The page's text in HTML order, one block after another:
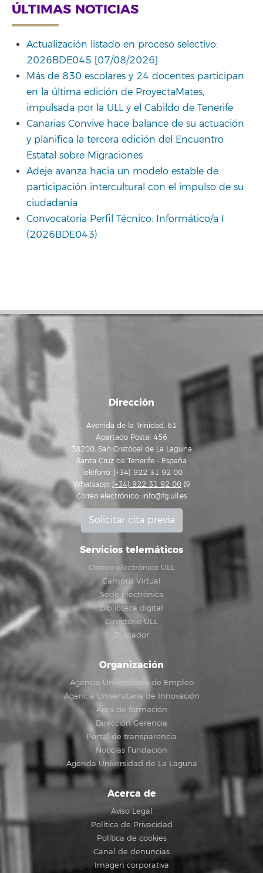
ÚLTIMAS NOTICIAS
Actualización listado en proceso selectivo:
2026BDE045 [07/08/2026]
Más de 830 escolares y 24 docentes participan
en la última edición de ProyectaMates,
impulsada por la ULL y el Cabildo de Tenerife
Canarias Convive hace balance de su actuación
y planifica la tercera edición del Encuentro
Estatal sobre Migraciones
Adeje avanza hacia un modelo estable de
participación intercultural con el impulso de su
ciudadanía
Convocatoria Perfil Técnico: Informático/a I
(2026BDE043)
Dirección
Avenida de la Trinidad, 61
Apartado Postal 456
38200, San Cristóbal de La Laguna
Santa Cruz de Tenerife - España
Teléfono: (+34) 922 31 92 00
Whatsapp: (+34) 922 31 92 00
Correo electrónico: info@fg.ull.es
Solicitar cita previa
Servicios telemáticos
Correo electrónico ULL
Campus Virtual
Sede electrónica
Biblioteca digital
Directorio ULL
Buscador
Organización
Agencia Universitaria de Empleo
Agencia Universitaria de Innovación
Área de formación
Dirección Gerencia
Portal de transparencia
Noticias Fundación
Agenda Universidad de La Laguna
Acerca de
Aviso Legal
Política de Privacidad
Política de cookies
Canal de denuncias
Imagen corporativa